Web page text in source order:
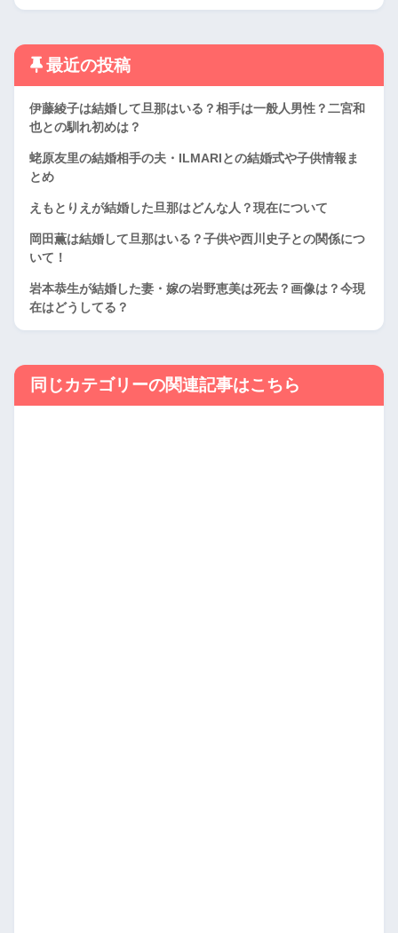
最近の投稿
伊藤綾子は結婚して旦那はいる？相手は一般人男性？二宮和
也との馴れ初めは？
蛯原友里の結婚相手の夫・ILMARIとの結婚式や子供情報ま
とめ
えもとりえが結婚した旦那はどんな人？現在について
岡田薫は結婚して旦那はいる？子供や西川史子との関係につ
いて！
岩本恭生が結婚した妻・嫁の岩野恵美は死去？画像は？今現
在はどうしてる？
同じカテゴリーの関連記事はこちら